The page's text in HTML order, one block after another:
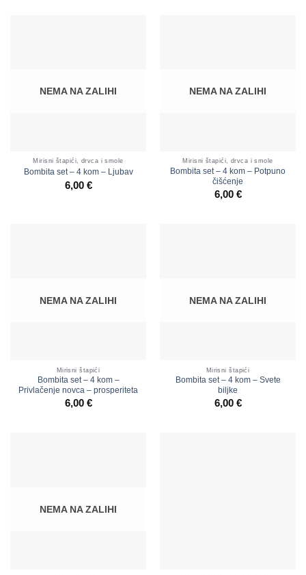
NEMA NA ZALIHI
Mirisni štapići, drvca i smole
Bombita set – 4 kom – Ljubav
6,00 €
NEMA NA ZALIHI
Mirisni štapići, drvca i smole
Bombita set – 4 kom – Potpuno
čišćenje
6,00 €
NEMA NA ZALIHI
Mirisni štapići
Bombita set – 4 kom –
Privlačenje novca – prosperiteta
6,00 €
NEMA NA ZALIHI
Mirisni štapići
Bombita set – 4 kom – Svete
biljke
6,00 €
NEMA NA ZALIHI